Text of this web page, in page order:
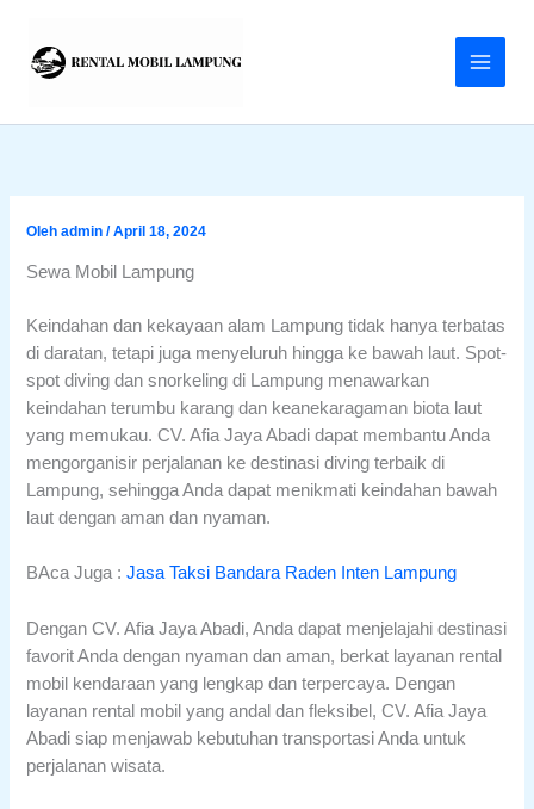
konten
Olehadmin/April 18, 2024
Sewa Mobil Lampung
Keindahan dan kekayaan alam Lampung tidak hanya terbatas
di daratan, tetapi juga menyeluruh hingga ke bawah laut. Spot-
spot diving dan snorkeling di Lampung menawarkan
keindahan terumbu karang dan keanekaragaman biota laut
yang memukau. CV. Afia Jaya Abadi dapat membantu Anda
mengorganisir perjalanan ke destinasi diving terbaik di
Lampung, sehingga Anda dapat menikmati keindahan bawah
laut dengan aman dan nyaman.
BAca Juga :Jasa Taksi Bandara Raden Inten Lampung
Dengan CV. Afia Jaya Abadi, Anda dapat menjelajahi destinasi
favorit Anda dengan nyaman dan aman, berkat layanan rental
mobil kendaraan yang lengkap dan terpercaya. Dengan
layanan rental mobil yang andal dan fleksibel, CV. Afia Jaya
Abadi siap menjawab kebutuhan transportasi Anda untuk
perjalanan wisata.